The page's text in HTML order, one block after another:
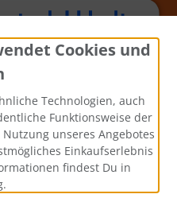
Cookies und
Technologien, auch
Funktionsweise der
unseres Angebotes
Einkaufserlebnis
findest Du in